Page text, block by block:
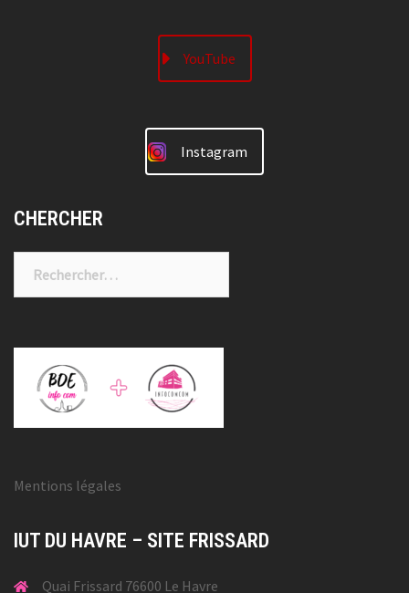
YouTube
Instagram
CHERCHER
Mentions légales
IUT DU HAVRE – SITE FRISSARD
Quai Frissard 76600 Le Havre